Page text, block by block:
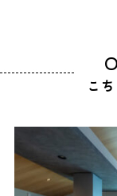
こ